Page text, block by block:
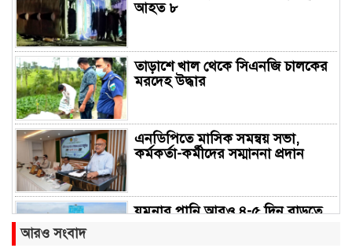
আহত ৮
তাড়াশে খাল থেকে সিএনজি চালকের
মরদেহ উদ্ধার
এনডিপিতে মাসিক সমন্বয় সভা,
কর্মকর্তা-কর্মীদের সম্মাননা প্রদান
যমুনার পানি আরও ৪-৫ দিন বাড়তে
আরও সংবাদ